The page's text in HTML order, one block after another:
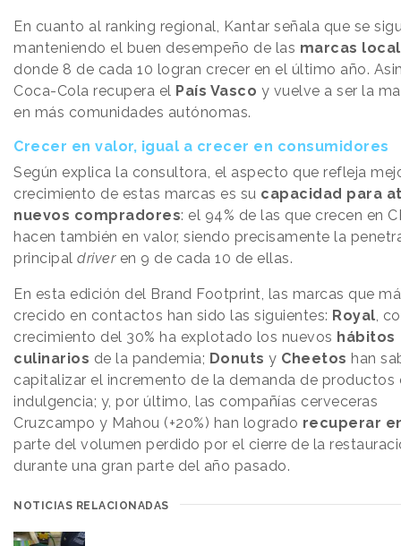
En cuanto al ranking regional, Kantar señala que se
manteniendo el buen desempeño de las marcas
donde 8 de cada 10 logran crecer en el último año.
Coca-Cola recupera el País Vasco y vuelve a ser la
en más comunidades autónomas.
Crecer en valor, igual a crecer en consumidores
Según explica la consultora, el aspecto que refleja
crecimiento de estas marcas es su capacidad para
nuevos compradores: el 94% de las que crecen en
hacen también en valor, siendo precisamente la
principal driver en 9 de cada 10 de ellas.
En esta edición del Brand Footprint, las marcas que
crecido en contactos han sido las siguientes: Royal ,
crecimiento del 30% ha explotado los nuevos hábitos
culinarios de la pandemia; Donuts y Cheetos han
capitalizar el incremento de la demanda de productos
indulgencia; y, por último, las compañías cerveceras
Cruzcampo y Mahou (+20%) han logrado recuperar
parte del volumen perdido por el cierre de la
durante una gran parte del año pasado.
NOTICIAS RELACIONADAS